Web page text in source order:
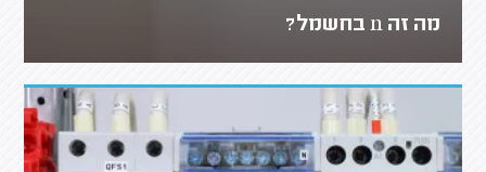
מה זה n בחשמל?